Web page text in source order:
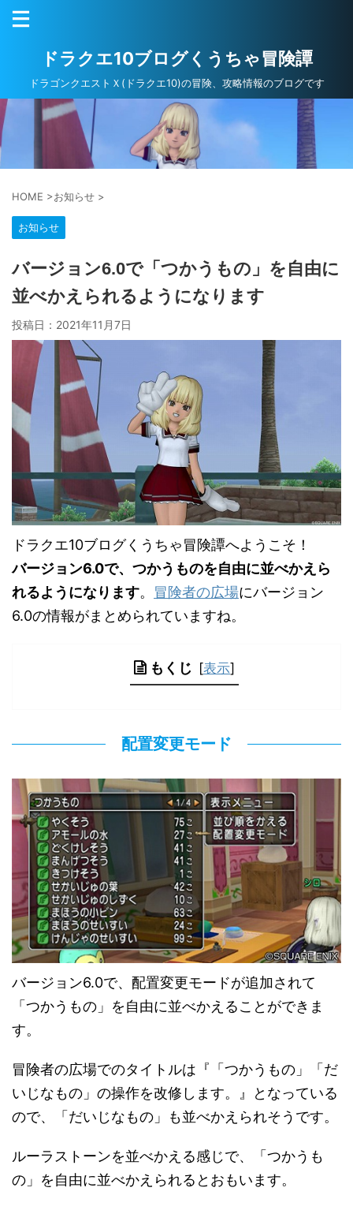
ドラクエ10ブログくうちゃ冒険譚
ドラゴンクエストＸ(ドラクエ10)の冒険、攻略情報のブログです
HOME >お知らせ >
お知らせ
バージョン6.0で「つかうもの」を自由に
並べかえられるようになります
投稿日： 2021年11月7日
ドラクエ10ブログくうちゃ冒険譚へようこそ！
バージョン6.0で、つかうものを自由に並べかえら
れるようになります。 冒険者の広場にバージョン
6.0の情報がまとめられていますね。
もくじ [表示]
配置変更モード
バージョン6.0で、配置変更モードが追加されて
「つかうもの」を自由に並べかえることができま
す。
冒険者の広場でのタイトルは『「つかうもの」「だ
いじなもの」の操作を改修します。』となっている
ので、「だいじなもの」も並べかえられそうです。
ルーラストーンを並べかえる感じで、「つかうも
の」を自由に並べかえられるとおもいます。